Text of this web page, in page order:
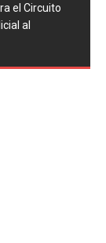
el Circuito
al